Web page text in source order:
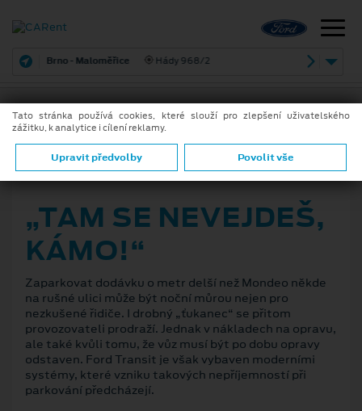
Brno - Maloměřice Hády 968/2
2. 3. 2020
„TAM SE NEVEJDEŠ,
KÁMO!“
Zaparkovat dodávku o metr delší než Mondeo někde
na rušné ulici může být noční můrou nejen pro
nezkušené řidiče. I drobný „ťukanec“ se přitom
provozovateli prodraží. Jednak v nákladech na opravu,
ale také kvůli tomu, že vůz musí být po dobu opravy
odstaven. Ford Transit je však vybaven moderními
systémy, které vzniku takových nepříjemností při
parkování předcházejí.
Tato stránka používá cookies, které slouží pro zlepšení uživatelského
zážitku, k analytice i cílení reklamy.
Upravit předvolby Povolit vše